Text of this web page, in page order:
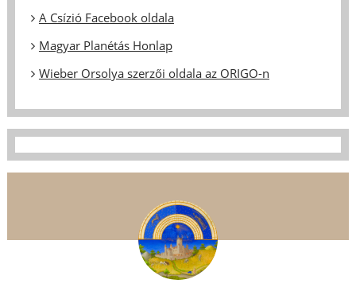
A Csízió Facebook oldala
Magyar Planétás Honlap
Wieber Orsolya szerzői oldala az ORIGO-n